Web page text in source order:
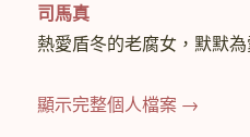
司馬真
熱愛盾冬的老腐女，默默
顯示完整個人檔案 →